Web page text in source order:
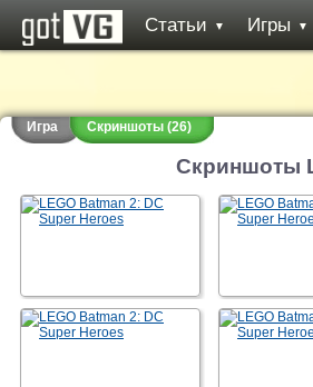
Статьи ▼ Игры ▼
Игра Скриншоты (26)
Скриншоты